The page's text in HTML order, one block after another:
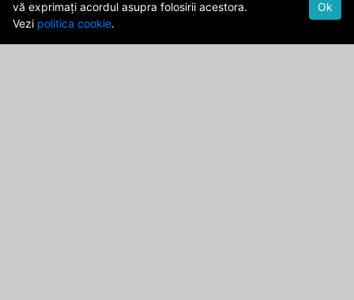
vă exprimați acordul asupra folosirii acestora.
Vezi politica cookie.
Ok